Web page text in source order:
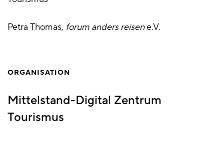
Petra Thomas, forum anders reisene.V.
ORGANISATION
Mittelstand-Digital Zentrum
Tourismus